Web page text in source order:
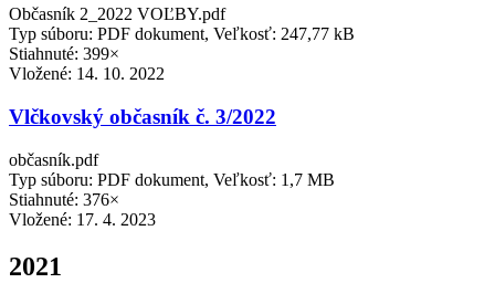
Občasník 2_2022 VOĽBY.pdf
Typ súboru: PDF dokument, Veľkosť: 247,77 kB
Stiahnuté: 399×
Vložené: 14. 10. 2022
Vlčkovský občasník č. 3/2022
občasník.pdf
Typ súboru: PDF dokument, Veľkosť: 1,7 MB
Stiahnuté: 376×
Vložené: 17. 4. 2023
2021